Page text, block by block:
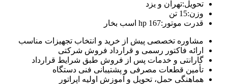
تحویل:تهران و یزد
وزن:15 تن
قدرت موتور:167 hp اسب بخار
مشاوره تخصصی پیش از خرید و انتخاب تجهیزات مناسب
ارائه فاکتور رسمی و قرارداد فروش شرکتی
گارانتی و خدمات پس از فروش طبق شرایط قرارداد
تأمین قطعات مصرفی و پشتیبانی فنی دستگاه
هماهنگی حمل، تحویل و آموزش اولیه اپراتور